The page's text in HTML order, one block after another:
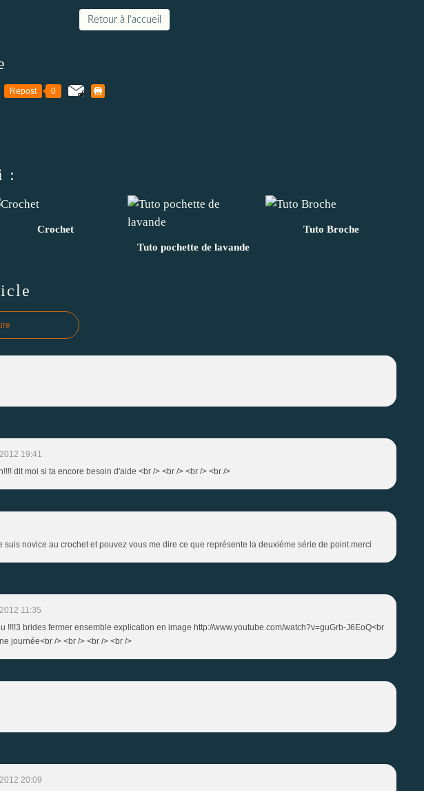
Retour à l'accueil
Repost 0
:
Crochet
Tuto pochette de lavande
Tuto Broche
19:41
dit moi si ta encore besoin d'aide <br /> <br /> <br /> <br />
suis novice au crochet et pouvez vous me dire ce que représente la deuxiéme série de point.merci
11:35
!!!!3 brides fermer ensemble explication en image http://www.youtube.com/watch?v=guGrb-J6EoQ<br
journée<br /> <br /> <br /> <br />
20:09